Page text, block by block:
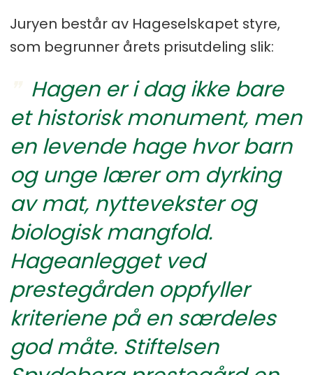
Les mer om Hagekulturprisen
her
Juryen består av Hageselskapet styre,
som begrunner årets prisutdeling slik:
Hagen er i dag ikke bare
et historisk monument, men
en levende hage hvor barn
og unge lærer om dyrking
av mat, nyttevekster og
biologisk mangfold.
Hageanlegget ved
prestegården oppfyller
kriteriene på en særdeles
god måte. Stiftelsen